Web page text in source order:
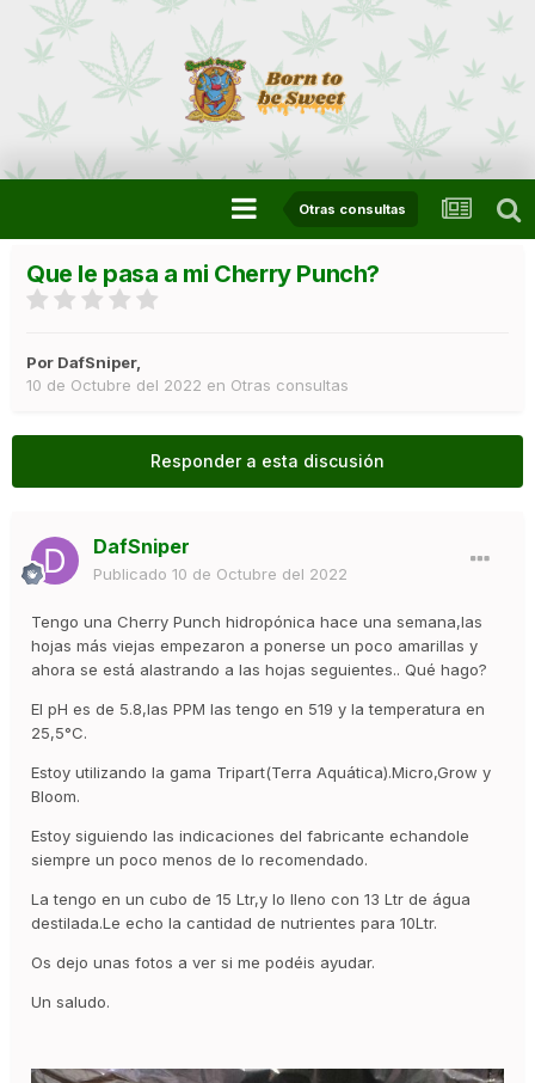
Otras consultas
Que le pasa a mi Cherry Punch?
Por DafSniper,
10 de Octubre del 2022 en Otras consultas
Responder a esta discusión
DafSniper
Publicado 10 de Octubre del 2022
Tengo una Cherry Punch hidropónica hace una semana,las
hojas más viejas empezaron a ponerse un poco amarillas y
ahora se está alastrando a las hojas seguientes.. Qué hago?
El pH es de 5.8,las PPM las tengo en 519 y la temperatura en
25,5°C.
Estoy utilizando la gama Tripart(Terra Aquática).Micro,Grow y
Bloom.
Estoy siguiendo las indicaciones del fabricante echandole
siempre un poco menos de lo recomendado.
La tengo en un cubo de 15 Ltr,y lo lleno con 13 Ltr de água
destilada.Le echo la cantidad de nutrientes para 10Ltr.
Os dejo unas fotos a ver si me podéis ayudar.
Un saludo.